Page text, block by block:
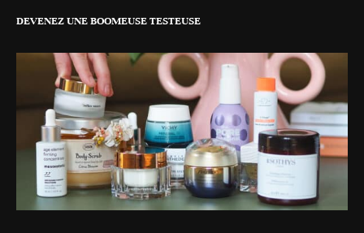
DEVENEZ UNE BOOMEUSE TESTEUSE